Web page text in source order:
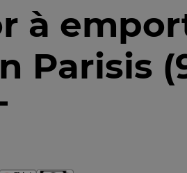
à
Parisis